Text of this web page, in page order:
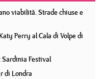
viabilità. Strade chiuse e
Perry al Cala di Volpe di
Sardinia Festival
di Londra